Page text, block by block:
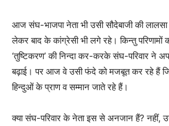
आज संघ-भाजपा नेता भी उसी सौदेबाजी की
लेकर बाद के कांग्रेसी भी लगे रहे। किन्तु परिणामों
‘तुष्टिकरण’ की निन्दा कर-करके संघ-परिवार ने
बढ़ाई। पर आज वे उसी फंदे को मजबूत कर रहे हैं
हिन्दुओं के प्राण व सम्मान जाते रहे हैं।
क्या संघ-परिवार के नेता इस से अनजान हैं?